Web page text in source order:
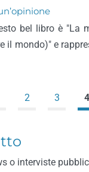
bel libro è "La
il mondo)" e
2 3 4
o interviste